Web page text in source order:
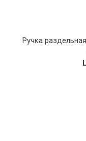
Ручка